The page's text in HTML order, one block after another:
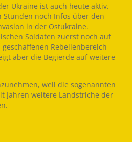
Ukraine ist auch heute aktiv.
Stunden noch Infos über den
in der Ostukraine.
Soldaten zuerst noch auf
Rebellenbereich
aber die Begierde auf weitere
weil die sogenannten
Jahren weitere Landstriche der